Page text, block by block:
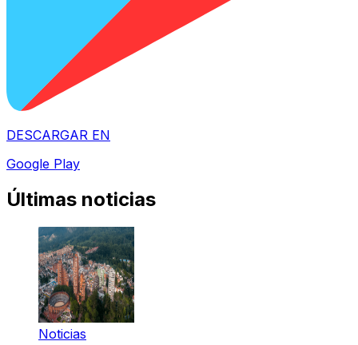
DESCARGAR EN
Google Play
Últimas noticias
Noticias